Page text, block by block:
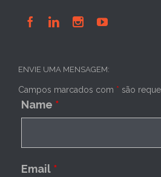
   
ENVIE UMA MENSAGEM:
Campos marcados com * são
Name *
Email *